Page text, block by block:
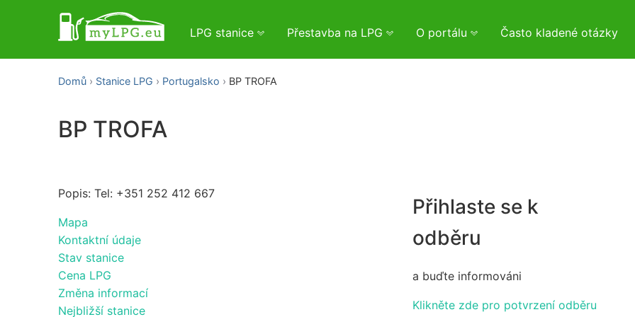
LPG stanice Přestavba na LPG O portálu Často kladené otázky
Domů Stanice LPG Portugalsko BP TROFA
BP TROFA
Popis: Tel: +351 252 412 667
Mapa
Kontaktní údaje
Stav stanice
Cena LPG
Změna informací
Nejbližší stanice
Přihlaste se k
odběru
a buďte informováni
Klikněte zde pro potvrzení odběru